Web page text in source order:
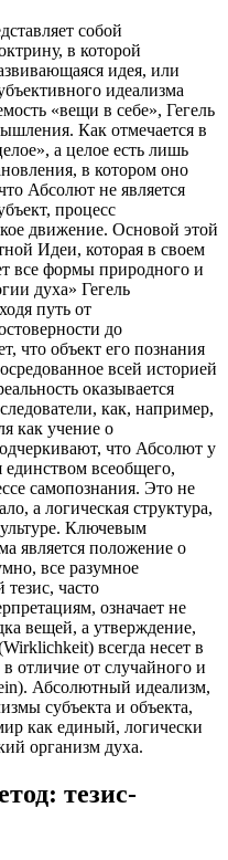
собой
в которой
идея, или
идеализма
«вещи в себе», Гегель
Как отмечается в
а целое есть лишь
в котором оно
Абсолют не является
процесс
движение. Основой этой
Идеи, которая в своем
все формы природного и
духа» Гегель
путь от
до
что объект его познания
всей историей
оказывается
как, например,
как учение о
что Абсолют у
единством всеобщего,
самопознания. Это не
а логическая структура,
Ключевым
является положение о
все разумное
часто
означает не
вещей, а утверждение,
всегда несет в
отличие от случайного и
Абсолютный идеализм,
субъекта и объекта,
как единый, логически
организм духа.
тезис-